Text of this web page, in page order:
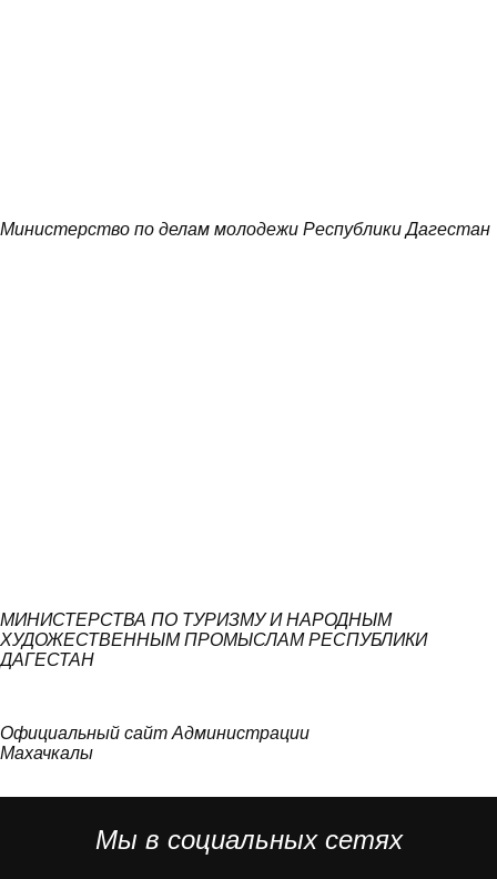
Министерство по делам молодежи Республики Дагестан
МИНИСТЕРСТВА ПО ТУРИЗМУ И НАРОДНЫМ
ХУДОЖЕСТВЕННЫМ ПРОМЫСЛАМ РЕСПУБЛИКИ
ДАГЕСТАН
Официальный сайт Администрации
Махачкалы
Мы в социальных сетях